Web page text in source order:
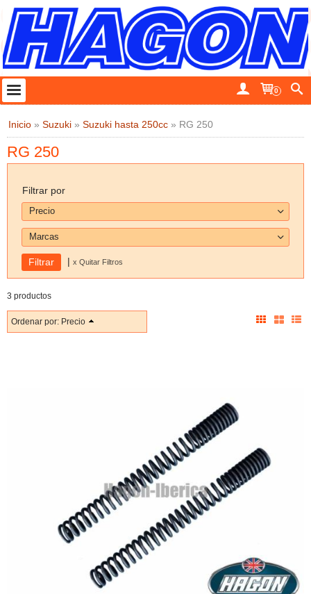
0
Inicio » Suzuki » Suzuki hasta 250cc » RG 250
RG 250
Filtrar por
Precio
Marcas
| x Quitar Filtros
3 productos
Ordenar por: Precio